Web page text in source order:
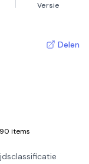
Versie
Delen
items